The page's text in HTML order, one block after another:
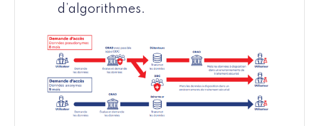
d’algorithmes.